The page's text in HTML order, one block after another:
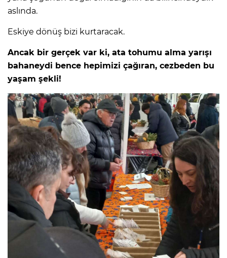
aslında.
Eskiye dönüş bizi kurtaracak.
Ancak bir gerçek var ki, ata tohumu alma yarışı
bahaneydi bence hepimizi çağıran, cezbeden bu
yaşam şekli!